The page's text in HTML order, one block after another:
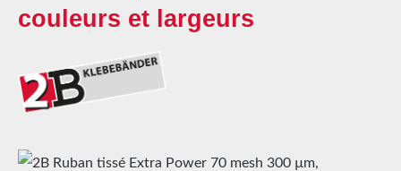
couleurs et largeurs
Ignorer la galerie d'images